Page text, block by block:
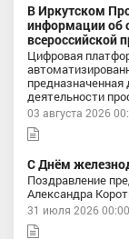
В Иркутском
информации об
всероссийской
Цифровая
деятельности
03 августа 2026
С Днём
Поздравление
Александра
31 июля 2026 00:00